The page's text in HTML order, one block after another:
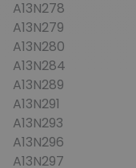
A13N278
A13N279
A13N280
A13N284
A13N289
A13N291
A13N293
A13N296
A13N297